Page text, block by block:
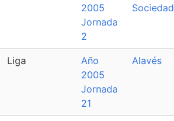
2005
Jornada
2
Sociedad
Liga
Año
2005
Jornada
21
Alavés